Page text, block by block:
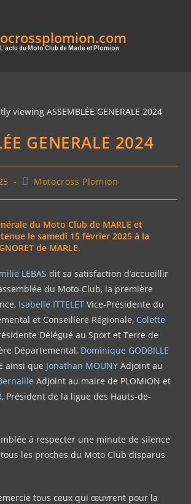
du Moto Club de Marle et Plomion
GENERALE 2024
Motocross Plomion
du Moto Club de MARLE et
tenue le samedi 15 février 2025 à la
de MARLE.
LEBAS dit sa satisfaction d’accueillir
du Moto-Club, la première
Isabelle ITTELET Vice-Présidente du
et Conseillère Régionale, Colette
Délégué au Sport et Terre de
Départemental, Dominique GODBILLE
ainsi que Jonathan MOUNY Adjoint au
Adjoint au maire de PLOMION et
, Président de la ligue des Hauts-de-
à respecter une minute de silence
les proches du Moto Club disparus
tous ceux qui œuvrent pour la